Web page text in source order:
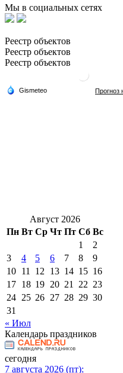
Мы в социальных сетях
Реестр объектов
Реестр объектов
Реестр объектов
Август 2026
Пн Вт Ср Чт Пт Сб Вс
1
2
3
4 5 6 7 8
9
10 11 12 13 14 15 16
17 18 19 20 21 22 23
24 25 26 27 28 29 30
31
« Июл
Календарь праздников
сегодня
7 августа 2026 (пт):